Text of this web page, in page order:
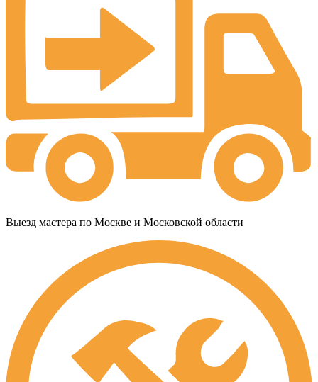
Выезд мастера по Москве и Московской области